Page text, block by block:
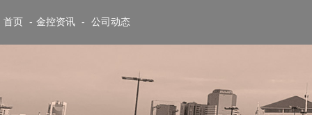
首页 - 金控资讯 - 公司动态